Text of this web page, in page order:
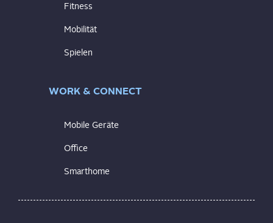
Fitness
Mobilität
Spielen
WORK & CONNECT
Mobile Geräte
Office
Smarthome